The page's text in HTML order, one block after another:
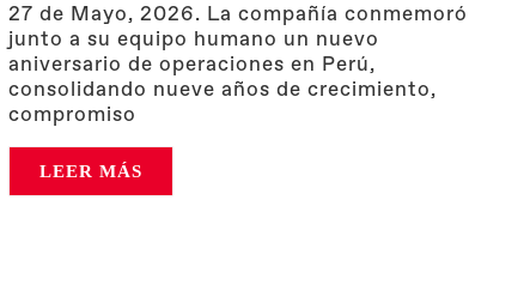
27 de Mayo, 2026. La compañía conmemoró
junto a su equipo humano un nuevo
aniversario de operaciones en Perú,
consolidando nueve años de crecimiento,
compromiso
LEER MÁS